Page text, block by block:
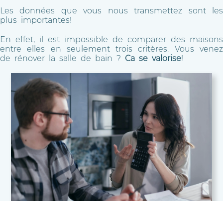
Les données que vous nous transmettez sont les
plus importantes!
En effet, il est impossible de comparer des maisons
entre elles en seulement trois critères. Vous venez
de rénover la salle de bain ? Ca se valorise!